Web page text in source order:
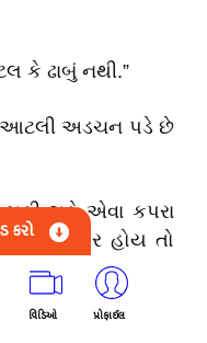
કે ઢાબું નથી.”
આટલી અડચન પડે છે
શકે એવા કપરા
પથ્થર હોય તો
તો એના પગ ખૂંપે.
મેદાન હી મેદાન!”
કરો
વિડિઓ પ્રોફાઈલ